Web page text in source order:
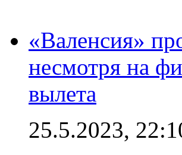
«Валенсия»
несмотря на
вылета
25.5.2023,